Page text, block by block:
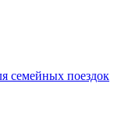
семейных поездок